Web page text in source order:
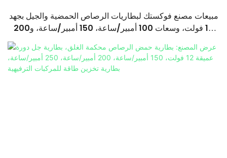
مبيعات مصنع فوكستك لبطاريات الرصاص الحمضية والجيل بجهد
12 فولت، وسعات 100 أمبير/ساعة، 150 أمبير/ساعة، و200